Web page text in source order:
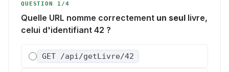
QUESTION 1/4
Quelle URL nomme correctement un seul livre,
celui d'identifiant 42 ?
GET /api/getLivre/42